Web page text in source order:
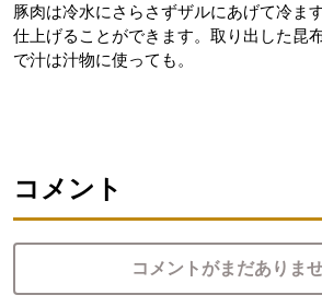
豚肉は冷水にさらさずザルにあげて冷ま
仕上げることができます。取り出した昆
で汁は汁物に使っても。
コメント
コメントがまだありませ